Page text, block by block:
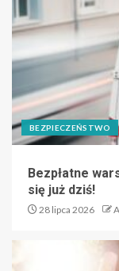
BEZPIECZEŃSTWO
Bezpłatne
się już dziś!
28 lipca 2026